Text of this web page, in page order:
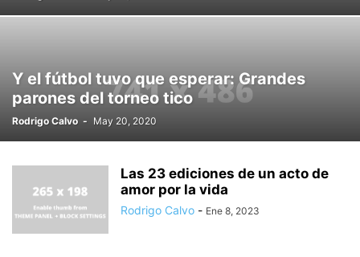
Y el fútbol tuvo que esperar: Grandes
parones del torneo tico
Rodrigo Calvo - May 20, 2020
Las 23 ediciones de un acto de
amor por la vida
Rodrigo Calvo - Ene 8, 2023